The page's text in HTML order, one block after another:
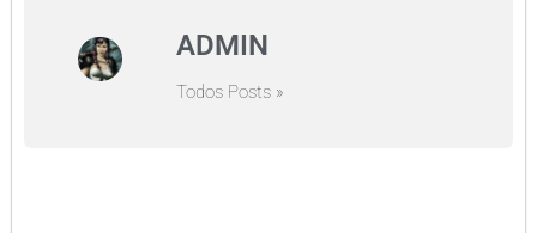
ADMIN
Todos Posts »